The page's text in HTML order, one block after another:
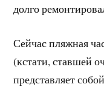
долго
Сейчас пляжная
(кстати, ставшей
представляет